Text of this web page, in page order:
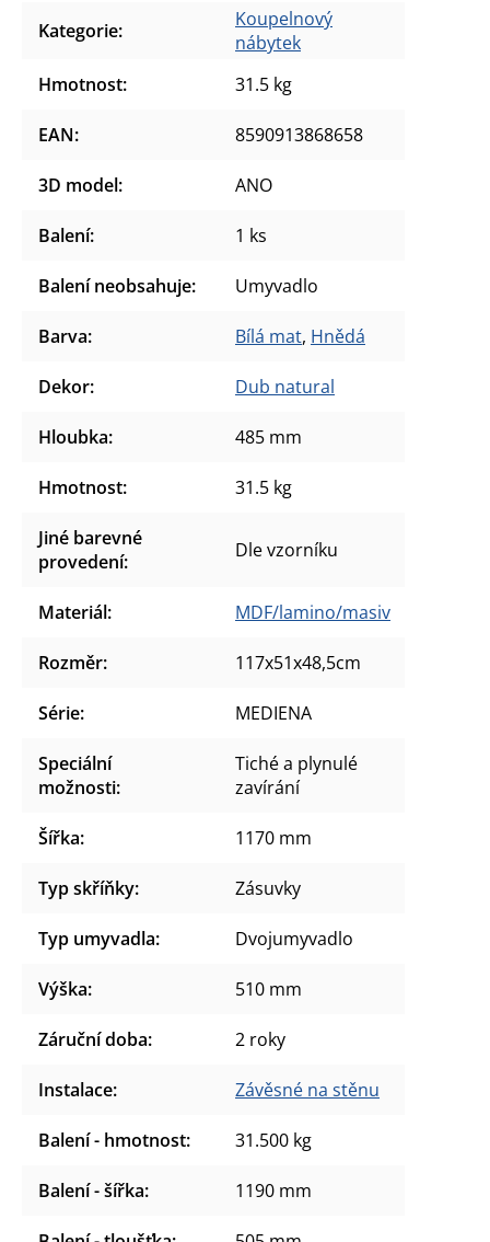
Kategorie:
Koupelnový
nábytek
Hmotnost: 31.5 kg
EAN: 8590913868658
3D model: ANO
Balení: 1 ks
Balení neobsahuje: Umyvadlo
Barva: Bílá mat, Hnědá
Dekor: Dub natural
Hloubka: 485 mm
Hmotnost: 31.5 kg
Jiné barevné
provedení: Dle vzorníku
Materiál: MDF/lamino/masiv
Rozměr: 117x51x48,5cm
Série: MEDIENA
Speciální
možnosti:
Tiché a plynulé
zavírání
Šířka: 1170 mm
Typ skříňky: Zásuvky
Typ umyvadla: Dvojumyvadlo
Výška: 510 mm
Záruční doba: 2 roky
Instalace: Závěsné na stěnu
Balení - hmotnost: 31.500 kg
Balení - šířka: 1190 mm